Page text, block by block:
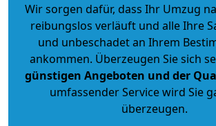
Wir sorgen dafür, dass Ihr Umzug
reibungslos verläuft und alle Ihre
und unbeschadet an Ihrem
ankommen. Überzeugen Sie sich
günstigen Angeboten und der
umfassender Service wird Sie
überzeugen.